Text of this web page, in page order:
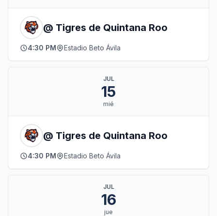
@ Tigres de Quintana Roo
4:30 PM Estadio Beto Ávila
JUL
15
mié
@ Tigres de Quintana Roo
4:30 PM Estadio Beto Ávila
JUL
16
jue